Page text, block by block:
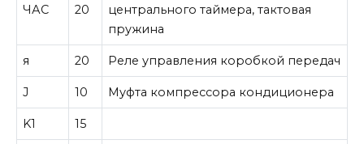
ЧАС 20
центрального таймера, тактовая
пружина
я 20 Реле управления коробкой передач
J 10 Муфта компрессора кондиционера
K1 15